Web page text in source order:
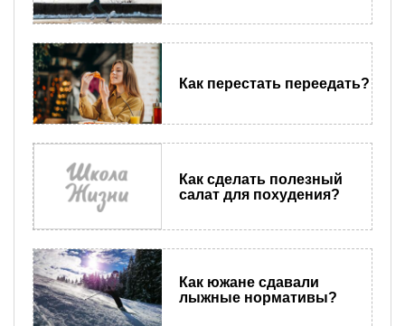
Как перестать переедать?
Как сделать полезный
салат для похудения?
Как южане сдавали
лыжные нормативы?